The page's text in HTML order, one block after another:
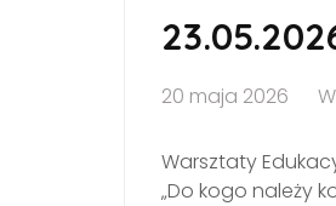
20 maja 2026
Warsztaty
„Do kogo należy